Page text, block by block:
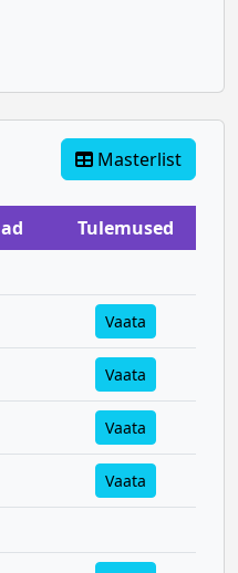
Masterlist
Tulemused
Vaata
Vaata
Vaata
Vaata